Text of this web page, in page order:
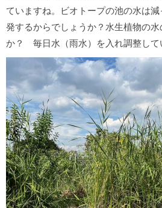
ていますね。ビオトープの池の水は
発するからでしょうか？水生植物の
か？ 毎日水（雨水）を入れ調整して